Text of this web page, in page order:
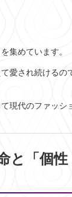
集めています。
愛され続けるの
現代のファッシ
と「個性